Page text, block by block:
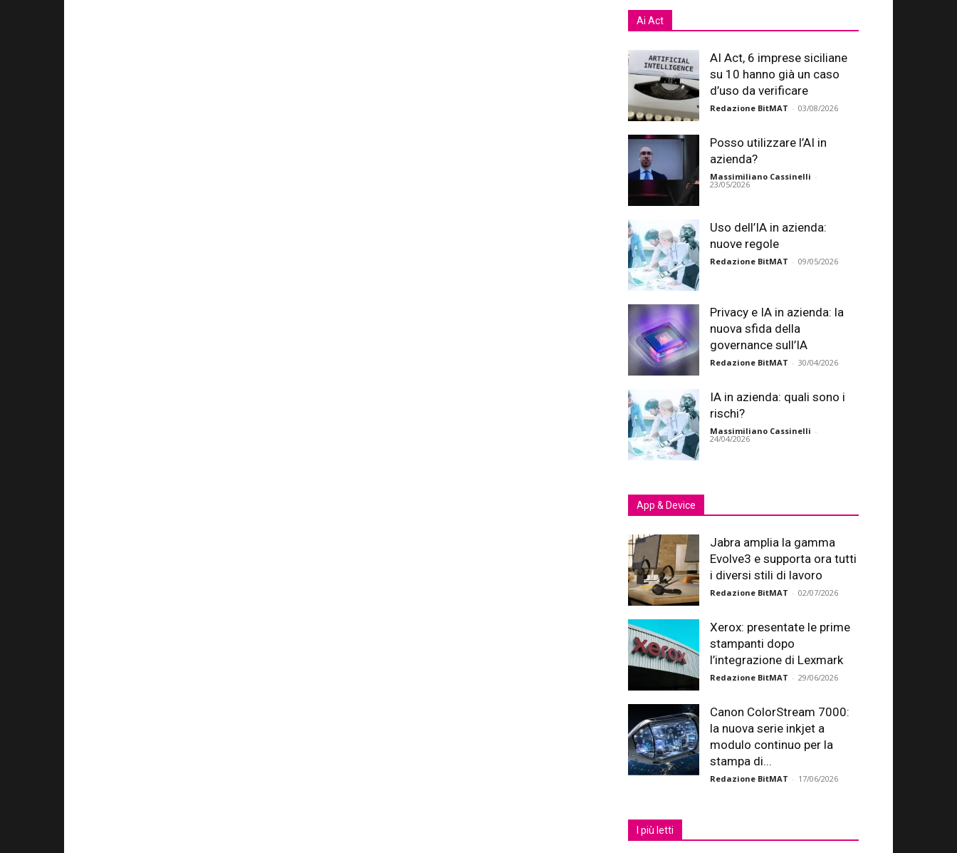
Ai Act
AI Act, 6 imprese siciliane
su 10 hanno già un caso
d’uso da verificare
Redazione BitMAT - 03/08/2026
Posso utilizzare l’AI in
azienda?
Massimiliano Cassinelli -
23/05/2026
Uso dell’IA in azienda:
nuove regole
Redazione BitMAT - 09/05/2026
Privacy e IA in azienda: la
nuova sfida della
governance sull’IA
Redazione BitMAT - 30/04/2026
IA in azienda: quali sono i
rischi?
Massimiliano Cassinelli -
24/04/2026
App & Device
Jabra amplia la gamma
Evolve3 e supporta ora tutti
i diversi stili di lavoro
Redazione BitMAT - 02/07/2026
Xerox: presentate le prime
stampanti dopo
l’integrazione di Lexmark
Redazione BitMAT - 29/06/2026
Canon ColorStream 7000:
la nuova serie inkjet a
modulo continuo per la
stampa di...
Redazione BitMAT - 17/06/2026
I più letti